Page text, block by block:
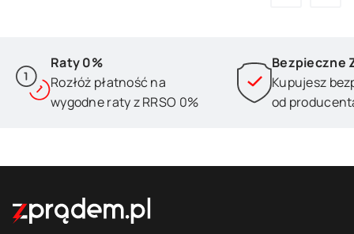
Raty 0%
Rozłóż płatność na
wygodne raty z RRSO 0%
Bezpieczne
Kupujesz
od